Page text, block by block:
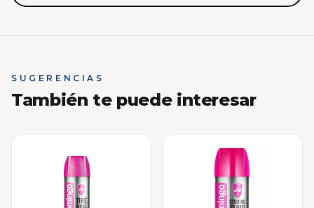
SUGERENCIAS
También te puede interesar